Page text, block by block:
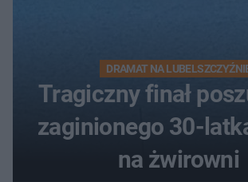
DRAMAT NA
Tragiczny finał
zaginionego 30-
na żwirowni